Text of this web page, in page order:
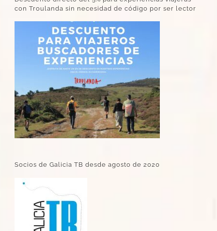
con Troulanda sin necesidad de código por ser lector
Socios de Galicia TB desde agosto de 2020